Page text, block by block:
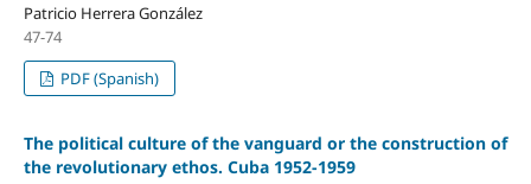
Patricio Herrera González
47-74
PDF (Spanish)
The political culture of the vanguard or the construction of
the revolutionary ethos. Cuba 1952-1959